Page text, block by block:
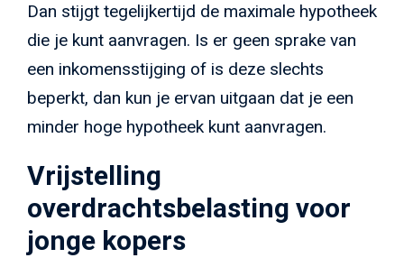
Dan stijgt tegelijkertijd de maximale hypotheek
die je kunt aanvragen. Is er geen sprake van
een inkomensstijging of is deze slechts
beperkt, dan kun je ervan uitgaan dat je een
minder hoge hypotheek kunt aanvragen.
Vrijstelling
overdrachtsbelasting voor
jonge kopers